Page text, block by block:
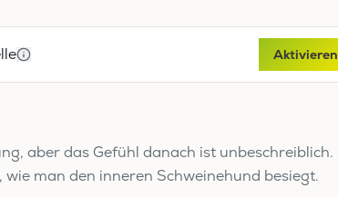
Aktivieren
aber das Gefühl danach ist unbeschreiblich.
man den inneren Schweinehund besiegt.